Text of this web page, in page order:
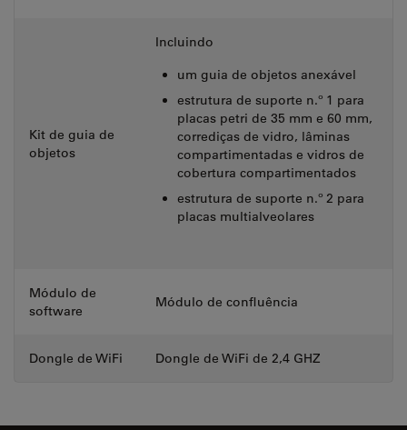
Kit de guia de
objetos
Incluindo
um guia de objetos anexável
estrutura de suporte n.º 1 para
placas petri de 35 mm e 60 mm,
corrediças de vidro, lâminas
compartimentadas e vidros de
cobertura compartimentados
estrutura de suporte n.º 2 para
placas multialveolares
Módulo de
software
Módulo de confluência
Dongle de WiFi Dongle de WiFi de 2,4 GHZ